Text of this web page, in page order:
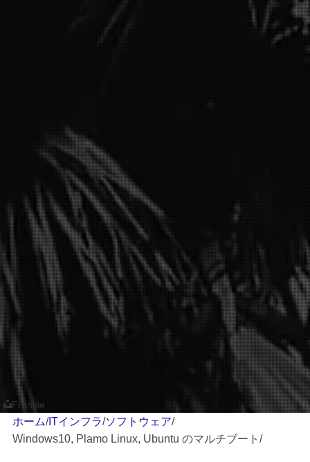
Frankie
ホーム/ITインフラ/ソフトウェア/
Windows10, Plamo Linux, Ubuntu のマルチブート /